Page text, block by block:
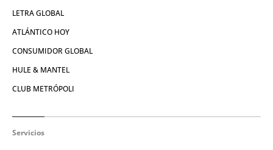
LETRA GLOBAL
ATLÁNTICO HOY
CONSUMIDOR GLOBAL
HULE & MANTEL
CLUB METRÓPOLI
Servicios